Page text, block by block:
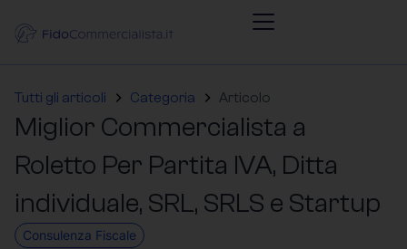
Tutti gli articoli Categoria Articolo
Miglior Commercialista a
Roletto Per Partita IVA, Ditta
individuale, SRL, SRLS e Startup
Consulenza Fiscale